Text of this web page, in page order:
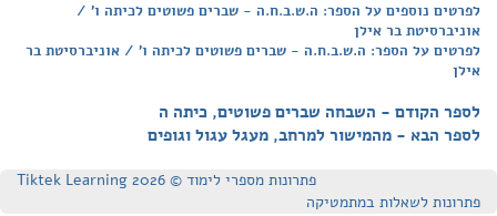
לפרטים נוספים על הספר: ה.ש.ב.ח.ה - שברים פשוטים לכיתה ו' /
אוניברסיטת בר אילן
לפרטים על הספר: ה.ש.ב.ח.ה - שברים פשוטים לכיתה ו' / אוניברסיטת בר
אילן
לספר הקודם - השבחה שברים פשוטים, כיתה ה
לספר הבא - מהמישור למרחב, מעגל עגול וגופים
פתרונות מספרי לימוד © Tiktek Learning 2026
פתרונות לשאלות במתמטיקה